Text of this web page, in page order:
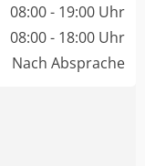
08:00 - 19:00 Uhr
08:00 - 18:00 Uhr
Nach Absprache